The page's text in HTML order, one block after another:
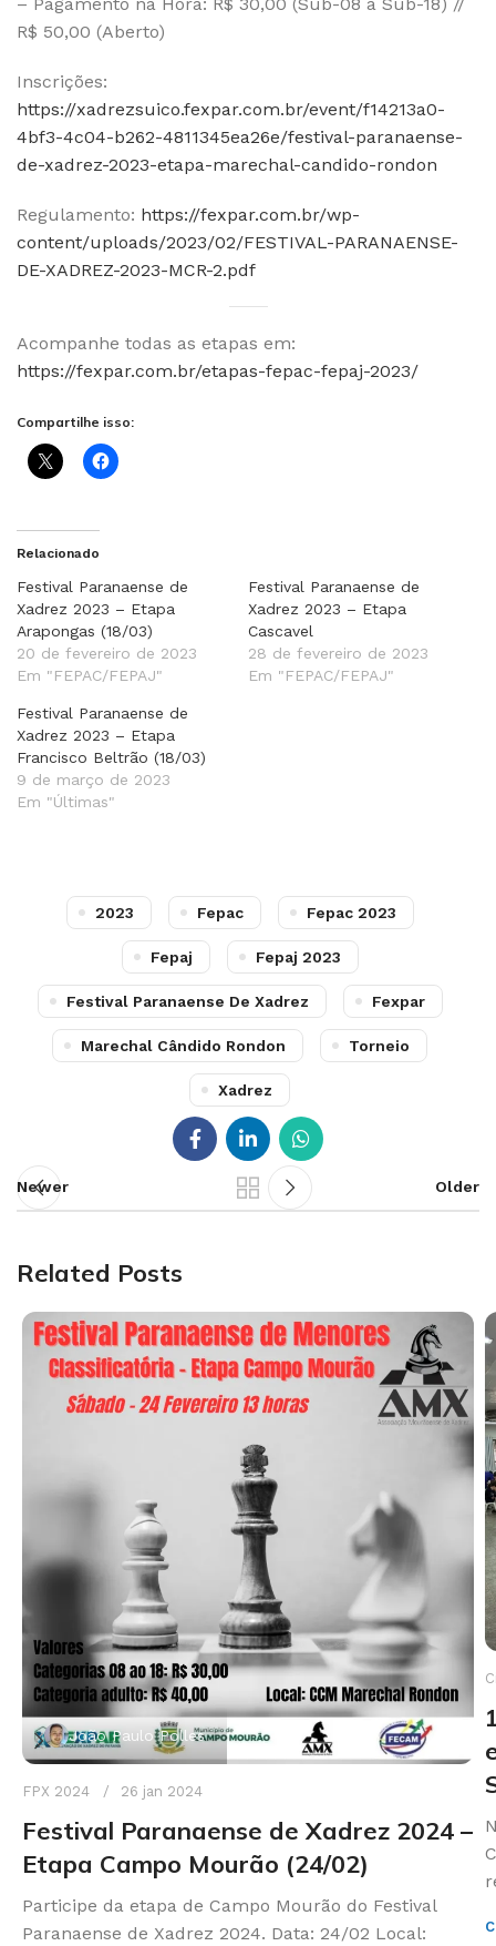
R$ 50,00 (Aberto)
Inscrições:
https://xadrezsuico.fexpar.com.br/event/f14213a0-
4bf3-4c04-b262-4811345ea26e/festival-paranaense-
de-xadrez-2023-etapa-marechal-candido-rondon
Regulamento: https://fexpar.com.br/wp-
content/uploads/2023/02/FESTIVAL-PARANAENSE-
DE-XADREZ-2023-MCR-2.pdf
Acompanhe todas as etapas em:
https://fexpar.com.br/etapas-fepac-fepaj-2023/
Compartilhe isso:
Relacionado
Festival Paranaense de
Xadrez 2023 – Etapa
Arapongas (18/03)
20 de fevereiro de 2023
Em "FEPAC/FEPAJ"
Festival Paranaense de
Xadrez 2023 – Etapa
Cascavel
28 de fevereiro de 2023
Em "FEPAC/FEPAJ"
Festival Paranaense de
Xadrez 2023 – Etapa
Francisco Beltrão (18/03)
9 de março de 2023
Em "Últimas"
2023 Fepac Fepac 2023
Fepaj Fepaj 2023
Festival Paranaense De Xadrez Fexpar
Marechal Cândido Rondon Torneio
Xadrez
Newer Older
Related Posts
João Paulo Polles
FPX 2024 26 jan 2024
Festival Paranaense de Xadrez 2024 –
Etapa Campo Mourão (24/02)
Participe da etapa de Campo Mourão do Festival
Paranaense de Xadrez 2024. Data: 24/02 Local: